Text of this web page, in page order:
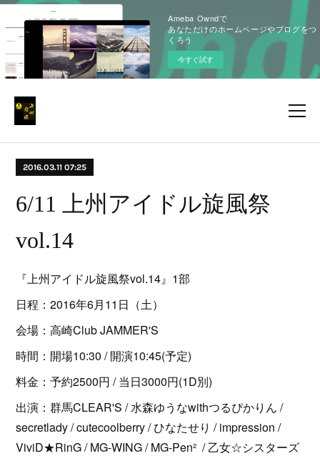
Ameba Owndで
あなただけのホームページやブログをつ
くろう
今すぐ試す
2016.03.11 07:25
6/11 上州アイドル旋風祭
vol.14
『上州アイドル旋風祭vol.14』1部
日程：2016年6月11日（土）
会場：高崎Club JAMMER'S
時間：開場10:30 / 開演10:45(予定)
料金：予約2500円 / 当日3000円(1D別)
出演：群馬CLEAR'S / 水森ゆうなwithつるぴかりん /
secretlady / cutecoolberry / ひなたせり / impression /
ViviD★RinG / MG-WING / MG-Pen² / 乙女☆シスターズ